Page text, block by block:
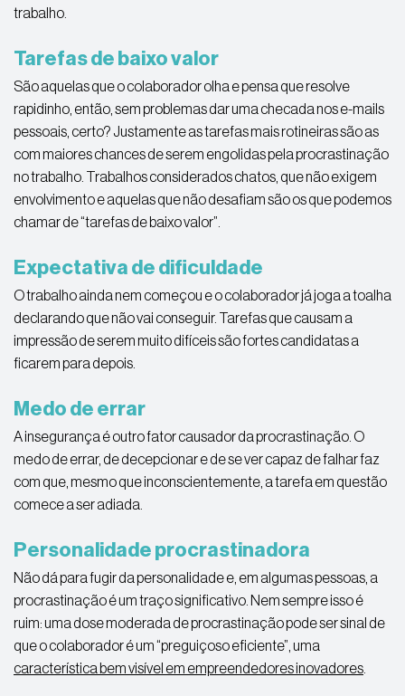
trabalho.
Tarefas de baixo valor
São aquelas que o colaborador olha e pensa que resolve
rapidinho, então, sem problemas dar uma checada nos e-mails
pessoais, certo? Justamente as tarefas mais rotineiras são as
com maiores chances de serem engolidas pela procrastinação
no trabalho. Trabalhos considerados chatos, que não exigem
envolvimento e aquelas que não desafiam são os que podemos
chamar de “tarefas de baixo valor”.
Expectativa de dificuldade
O trabalho ainda nem começou e o colaborador já joga a toalha
declarando que não vai conseguir. Tarefas que causam a
impressão de serem muito difíceis são fortes candidatas a
ficarem para depois.
Medo de errar
A insegurança é outro fator causador da procrastinação. O
medo de errar, de decepcionar e de se ver capaz de falhar faz
com que, mesmo que inconscientemente, a tarefa em questão
comece a ser adiada.
Personalidade procrastinadora
Não dá para fugir da personalidade e, em algumas pessoas, a
procrastinação é um traço significativo. Nem sempre isso é
ruim: uma dose moderada de procrastinação pode ser sinal de
que o colaborador é um “preguiçoso eficiente”, uma
característica bem visível em empreendedores inovadores